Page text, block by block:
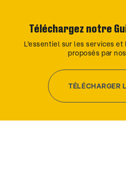
Téléchargez notre
L’essentiel sur les services
proposés par
TÉLÉCHARGER